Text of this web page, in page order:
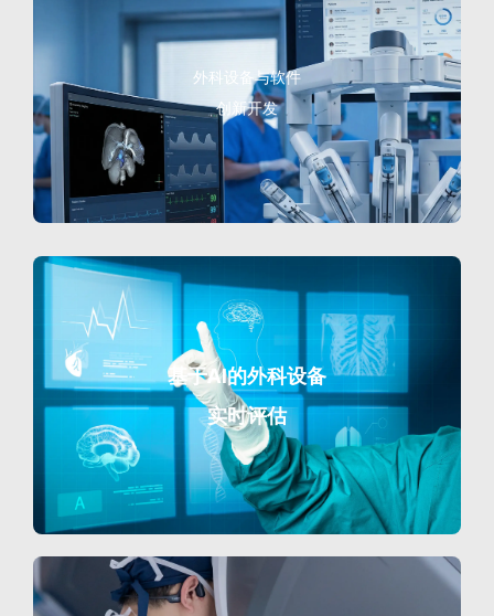
外科设备与软件
创新开发
基于AI的外科设备
实时评估